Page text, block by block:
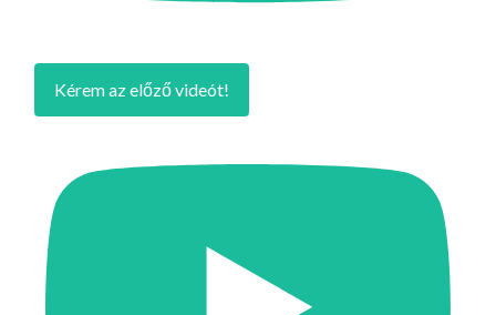
Kérem az előző videót!